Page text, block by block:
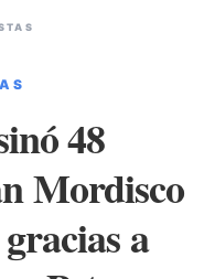
48
Mordisco
a